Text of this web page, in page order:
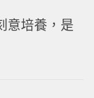
意培養，是